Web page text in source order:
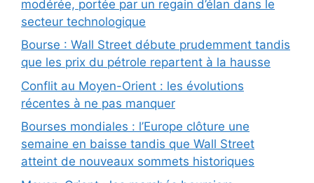
modérée, portée par un regain d’élan dans le
secteur technologique
Bourse : Wall Street débute prudemment tandis
que les prix du pétrole repartent à la hausse
Conflit au Moyen-Orient : les évolutions
récentes à ne pas manquer
Bourses mondiales : l’Europe clôture une
semaine en baisse tandis que Wall Street
atteint de nouveaux sommets historiques